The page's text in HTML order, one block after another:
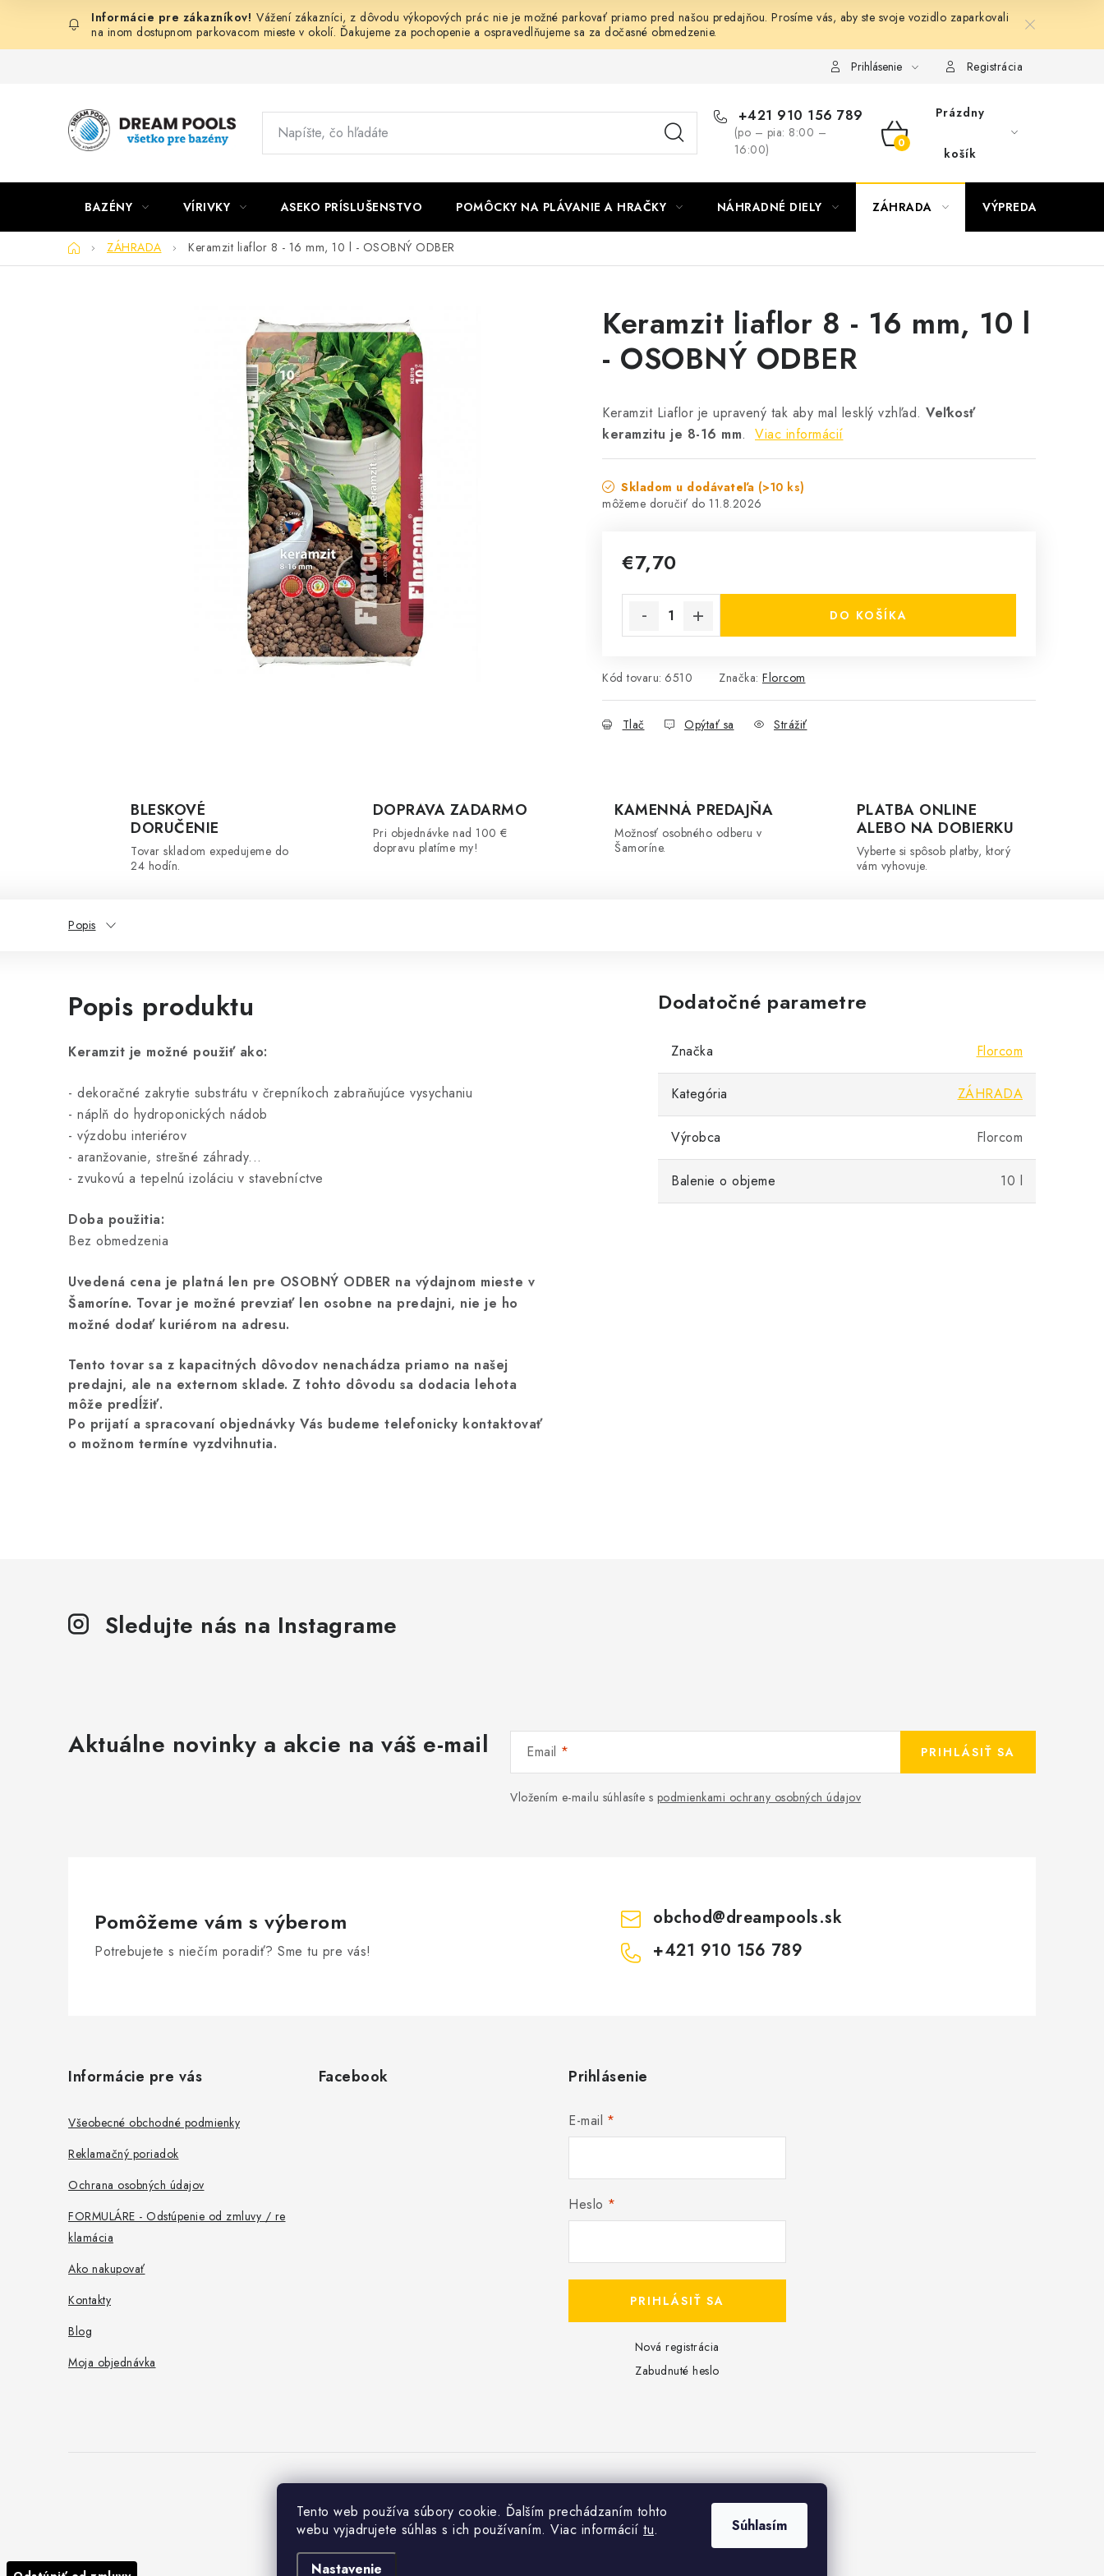
Tento web používa súbory cookie. Ďalším prechádzaním tohto
webu vyjadrujete súhlas s ich používaním. Viac informácií tu.
Nastavenie
Súhlasím
obsah
Vážení zákazníci, z dôvodu výkopových prác nie je možné parkovať priamo pred našou predajňou. Prosíme vás, aby ste svoje vozidlo zaparkovali
na inom dostupnom parkovacom mieste v okolí. Ďakujeme za pochopenie a ospravedlňujeme sa za dočasné obmedzenie.
Prihlásenie Registrácia
+421 910 156 789
(po – pia: 8:00 –
16:00)
NÁKUPNÝ
KOŠÍK
Prázdny
košík
BAZÉNY VÍRIVKY ASEKO PRÍSLUŠENSTVO POMÔCKY NA PLÁVANIE A HRAČKY NÁHRADNÉ DIELY ZÁHRADA VÝPREDAJ
DomovZÁHRADA Keramzit liaflor 8 - 16 mm, 10 l - OSOBNÝ ODBER
Keramzit liaflor 8 - 16 mm, 10 l
- OSOBNÝ ODBER
Keramzit Liaflor je upravený tak aby mal lesklý vzhľad. Veľkosť
keramzitu je 8-16 mm. Viac informácií
Skladom u dodávateľa (>10 ks)
11.8.2026
€7,70
DO KOŠÍKA
Kód tovaru: 6510 Značka: Florcom
Tlač Opýtať sa Strážiť
BLESKOVÉ
DORUČENIE
Tovar skladom expedujeme do
24 hodín.
DOPRAVA ZADARMO
Pri objednávke nad 100 €
dopravu platíme my!
KAMENNÁ PREDAJŇA
Možnosť osobného odberu v
Šamoríne.
PLATBA ONLINE
ALEBO NA DOBIERKU
Vyberte si spôsob platby, ktorý
vám vyhovuje.
Popis
Popis produktu
Keramzit je možné použiť ako:
- dekoračné zakrytie substrátu v črepníkoch zabraňujúce vysychaniu
- náplň do hydroponických nádob
- výzdobu interiérov
- aranžovanie, strešné záhrady...
- zvukovú a tepelnú izoláciu v stavebníctve
Doba použitia:
Bez obmedzenia
Uvedená cena je platná len pre OSOBNÝ ODBER na výdajnom mieste v
Šamoríne. Tovar je možné prevziať len osobne na predajni, nie je ho
možné dodať kuriérom na adresu.
Tento tovar sa z kapacitných dôvodov nenachádza priamo na našej
predajni, ale na externom sklade. Z tohto dôvodu sa dodacia lehota
môže predĺžiť.
Po prijatí a spracovaní objednávky Vás budeme telefonicky kontaktovať
o možnom termíne vyzdvihnutia.
Dodatočné parametre
Značka Florcom
Kategória ZÁHRADA
Výrobca Florcom
Balenie o objeme 10 l
Sledujte nás na Instagrame
Aktuálne novinky a akcie na váš e-mail Email
Vložením e-mailu súhlasíte s podmienkami ochrany osobných údajov
PRIHLÁSIŤ SA
Pomôžeme vám s výberom
Potrebujete s niečím poradiť? Sme tu pre vás!
obchod@dreampools.sk
+421 910 156 789
Informácie pre vás
Všeobecné obchodné podmienky
Reklamačný poriadok
Ochrana osobných údajov
FORMULÁRE - Odstúpenie od zmluvy / re
klamácia
Ako nakupovať
Kontakty
Blog
Moja objednávka
Facebook Prihlásenie
E-mail
Heslo
PRIHLÁSIŤ SA
Nová registrácia
Zabudnuté heslo
Vytvoril Shoptet